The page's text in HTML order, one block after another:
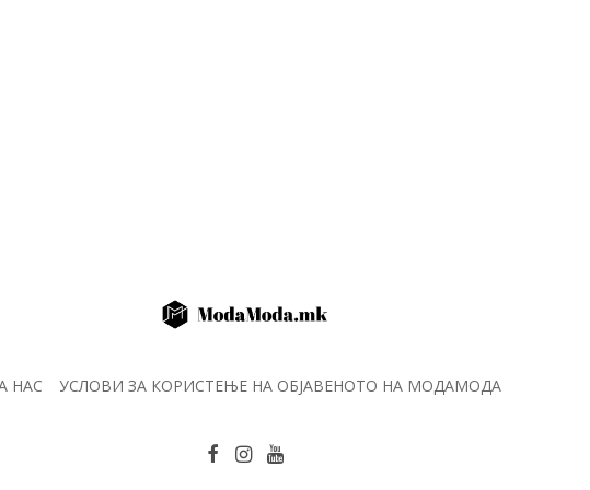
НАС УСЛОВИ ЗА КОРИСТЕЊЕ НА ОБЈАВЕНОТО НА МОДАМОДА